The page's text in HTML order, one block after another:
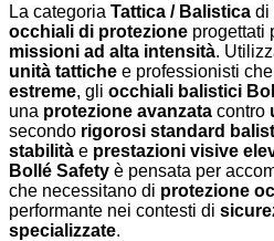
La categoria Tattica / Balistica di
occhiali di protezione progettati
missioni ad alta intensità.
unità tattiche e professionisti
estreme, gli occhiali balistici
una protezione avanzata contro
secondo rigorosi standard
stabilità e prestazioni visive
Bollé Safety è pensata per
che necessitano di protezione
performante nei contesti di
specializzate.